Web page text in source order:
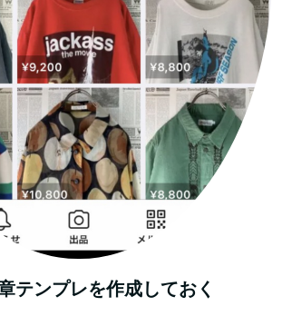
テンプレを作成しておく